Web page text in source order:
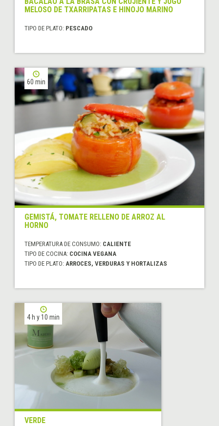
MELOSO DE TXARRIPATAS E HINOJO MARINO
TIPO DE PLATO: PESCADO
60 min
GEMISTÁ, TOMATE RELLENO DE ARROZ AL
HORNO
TEMPERATURA DE CONSUMO: CALIENTE
TIPO DE COCINA: COCINA VEGANA
TIPO DE PLATO: ARROCES, VERDURAS Y HORTALIZAS
4 h y 10 min
VERDE